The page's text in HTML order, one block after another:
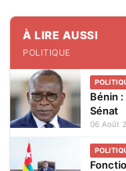
À LIRE AUSSI
POLITIQUE
Bénin
Sénat
06 Août